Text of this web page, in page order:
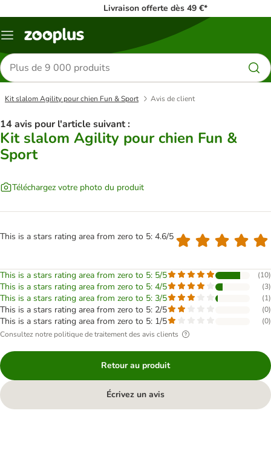
Livraison offerte dès 49 €*
Menu
Rechercher
des
produits
Kit slalom Agility pour chien Fun & Sport Avis de client
14 avis pour l'article suivant :
Kit slalom Agility pour chien Fun &
Sport
Téléchargez votre photo du produit
This is a stars rating area from zero to 5: 4.6/5
This is a stars rating area from zero to 5: 5/5 (10)
This is a stars rating area from zero to 5: 4/5 (3)
This is a stars rating area from zero to 5: 3/5 (1)
This is a stars rating area from zero to 5: 2/5 (0)
This is a stars rating area from zero to 5: 1/5 (0)
Consultez notre politique de traitement des avis clients
Retour au produit
Écrivez un avis